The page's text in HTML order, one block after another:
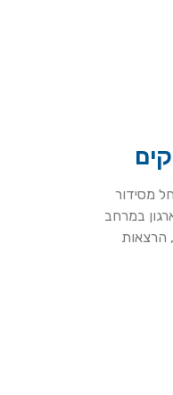
מסידור
במרחב
הרצאות